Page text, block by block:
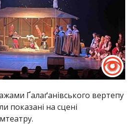
Ґалаґанівського вертепу
показані на сцені